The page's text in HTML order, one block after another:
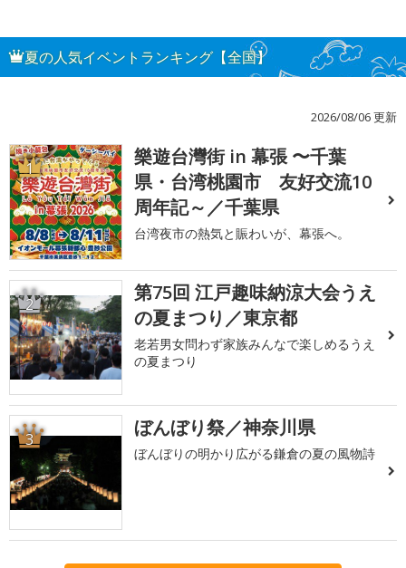
夏の人気イベントランキング【全国】
2026/08/06 更新
1
樂遊台灣街 in 幕張 〜千葉
県・台湾桃園市 友好交流10
周年記～／千葉県
台湾夜市の熱気と賑わいが、幕張へ。
2
第75回 江戸趣味納涼大会うえ
の夏まつり／東京都
老若男女問わず家族みんなで楽しめるうえ
の夏まつり
3 ぼんぼり祭／神奈川県
ぼんぼりの明かり広がる鎌倉の夏の風物詩